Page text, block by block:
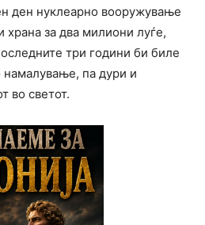
ден нуклеарно вооружување
за два милиони луѓе,
три години би биле
намалување, па дури и
во светот.